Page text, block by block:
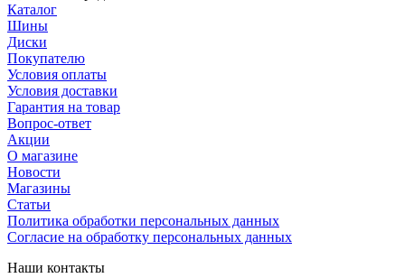
Каталог
Шины
Диски
Покупателю
Условия оплаты
Условия доставки
Гарантия на товар
Вопрос-ответ
Акции
О магазине
Новости
Магазины
Статьи
Политика обработки персональных данных
Согласие на обработку персональных данных
Наши контакты